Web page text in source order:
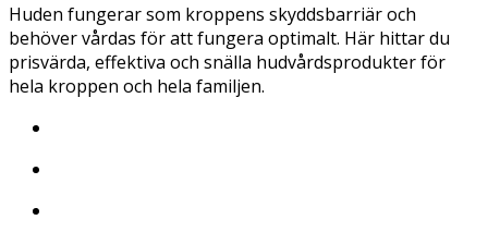
Huden fungerar som kroppens skyddsbarriär och
behöver vårdas för att fungera optimalt. Här hittar du
prisvärda, effektiva och snälla hudvårdsprodukter för
hela kroppen och hela familjen.